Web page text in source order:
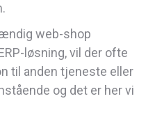
web-shop
løsning, vil der ofte
til anden tjeneste eller
og det er her vi